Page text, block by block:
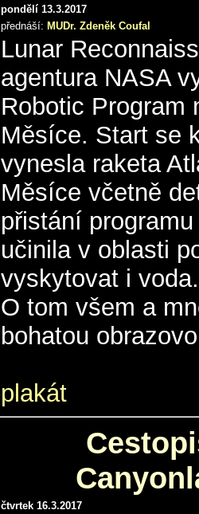
pondělí 13.3.2017
přednáší: MUDr. Zdeněk Coufal
Lunar
agentura NASA
Robotic Program
Měsíce. Start se
vynesla raketa
Měsíce včetně
přistání
učinila v oblasti
vyskytovat i voda.
O tom všem a
bohatou
plakát
čtvrtek 16.3.2017